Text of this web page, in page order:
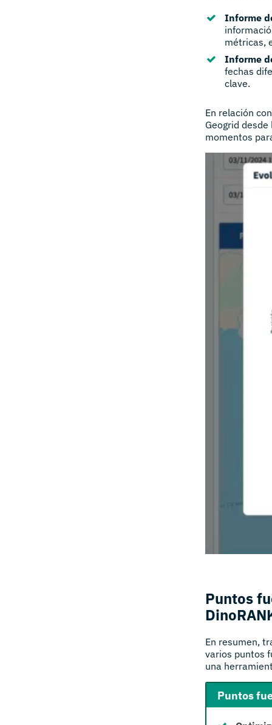
Informe
métricas,
Informe
fechas
clave.
En relación
Geogrid
momentos
Puntos
En resumen,
varios puntos
una
Puntos